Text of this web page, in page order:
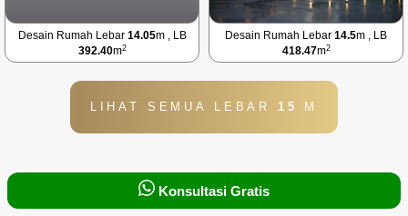
Desain Rumah Lebar 14.05m , LB
392.40m2
Desain Rumah Lebar 14.5m , LB
418.47m2
LIHAT SEMUA LEBAR 15 M
Konsultasi Gratis